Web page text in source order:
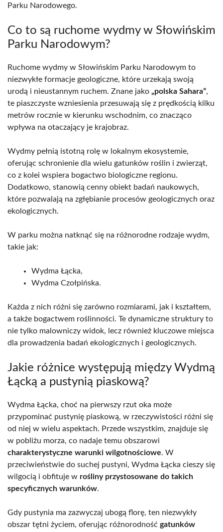
Parku Narodowego.
Co to są ruchome wydmy w Słowińskim
Parku Narodowym?
Ruchome wydmy w Słowińskim Parku Narodowym to
niezwykłe formacje geologiczne, które urzekają swoją
urodą i nieustannym ruchem. Znane jako „polska Sahara”,
te piaszczyste wzniesienia przesuwają się z prędkością kilku
metrów rocznie w kierunku wschodnim, co znacząco
wpływa na otaczający je krajobraz.
Wydmy pełnią istotną rolę w lokalnym ekosystemie,
oferując schronienie dla wielu gatunków roślin i zwierząt,
co z kolei wspiera bogactwo biologiczne regionu.
Dodatkowo, stanowią cenny obiekt badań naukowych,
które pozwalają na zgłębianie procesów geologicznych oraz
ekologicznych.
W parku można natknąć się na różnorodne rodzaje wydm,
takie jak:
Wydma Łącka,
Wydma Czołpińska.
Każda z nich różni się zarówno rozmiarami, jak i kształtem,
a także bogactwem roślinności. Te dynamiczne struktury to
nie tylko malowniczy widok, lecz również kluczowe miejsca
dla prowadzenia badań ekologicznych i geologicznych.
Jakie różnice występują między Wydmą
Łącką a pustynią piaskową?
Wydma Łącka, choć na pierwszy rzut oka może
przypominać pustynię piaskową, w rzeczywistości różni się
od niej w wielu aspektach. Przede wszystkim, znajduje się
w pobliżu morza, co nadaje temu obszarowi
charakterystyczne warunki wilgotnościowe. W
przeciwieństwie do suchej pustyni, Wydma Łącka cieszy się
wilgocią i obfituje w rośliny przystosowane do takich
specyficznych warunków.
Gdy pustynia ma zazwyczaj ubogą florę, ten niezwykły
obszar tętni życiem, oferując różnorodność gatunków